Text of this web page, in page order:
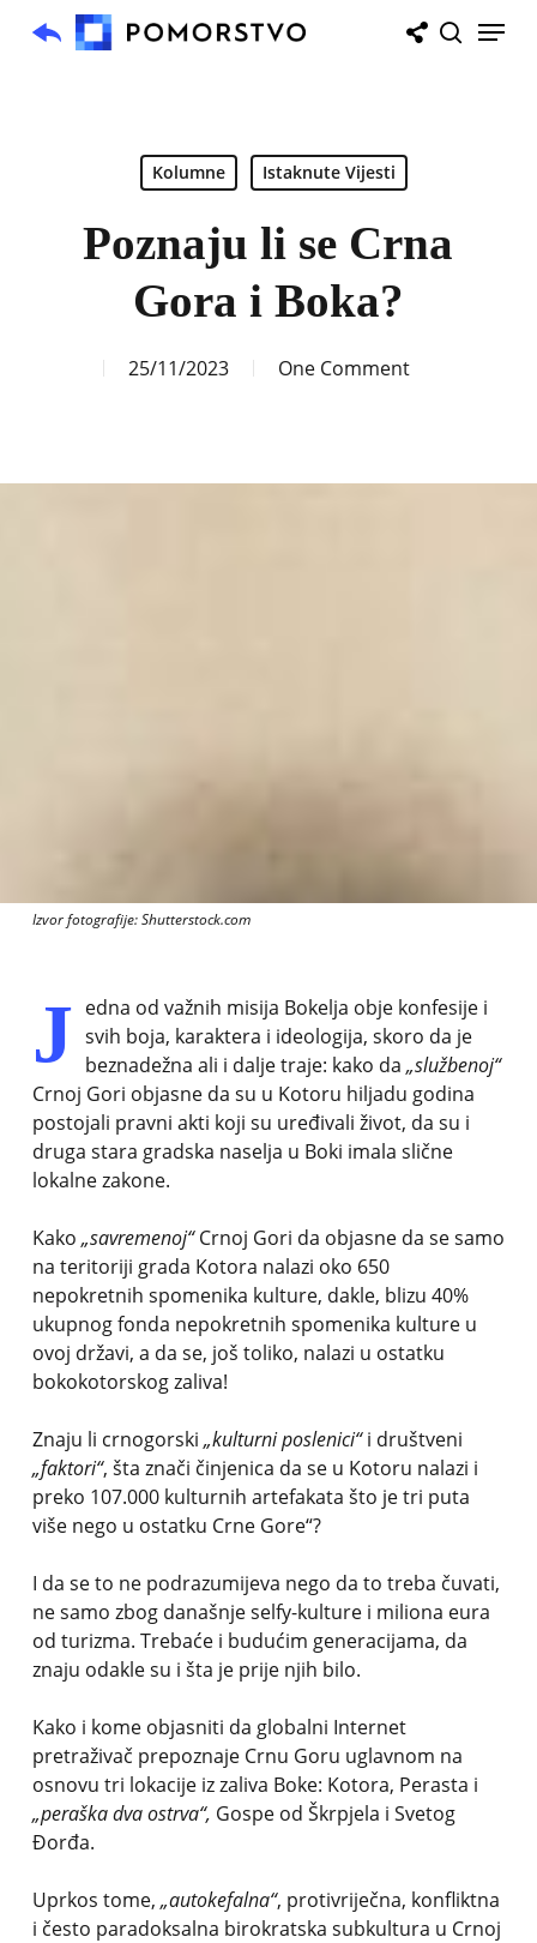
Menu
Kolumne Istaknute Vijesti
Poznaju li se Crna
Gora i Boka?
25/11/2023 One Comment
Izvor fotografije: Shutterstock.com
J edna od važnih misija Bokelja obje konfesije i
svih boja, karaktera i ideologija, skoro da je
beznadežna ali i dalje traje: kako da „službenoj“
Crnoj Gori objasne da su u Kotoru hiljadu godina
postojali pravni akti koji su uređivali život, da su i
druga stara gradska naselja u Boki imala slične
lokalne zakone.
Kako „savremenoj“Crnoj Gori da objasne da se samo
na teritoriji grada Kotora nalazi oko 650
nepokretnih spomenika kulture, dakle, blizu 40%
ukupnog fonda nepokretnih spomenika kulture u
ovoj državi, a da se, još toliko, nalazi u ostatku
bokokotorskog zaliva!
Znaju li crnogorski „kulturni poslenici“i društveni
„faktori“, šta znači činjenica da se u Kotoru nalazi i
preko 107.000 kulturnih artefakata što je tri puta
više nego u ostatku Crne Gore“?
I da se to ne podrazumijeva nego da to treba čuvati,
ne samo zbog današnje selfy-kulture i miliona eura
od turizma. Trebaće i budućim generacijama, da
znaju odakle su i šta je prije njih bilo.
Kako i kome objasniti da globalni Internet
pretraživač prepoznaje Crnu Goru uglavnom na
osnovu tri lokacije iz zaliva Boke: Kotora, Perasta i
„peraška dva ostrva“, Gospe od Škrpjela i Svetog
Đorđa.
Uprkos tome, „autokefalna“, protivriječna, konfliktna
i često paradoksalna birokratska subkultura u Crnoj